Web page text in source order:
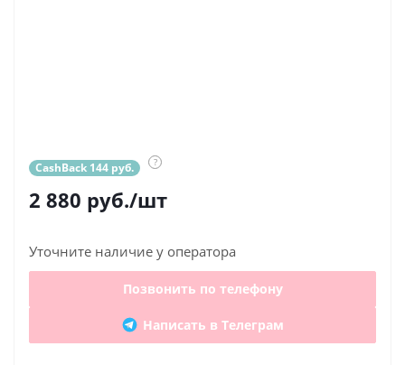
CashBack 144 руб. ?
2 880 руб./шт
Уточните наличие у оператора
Позвонить по телефону
Написать в Телеграм